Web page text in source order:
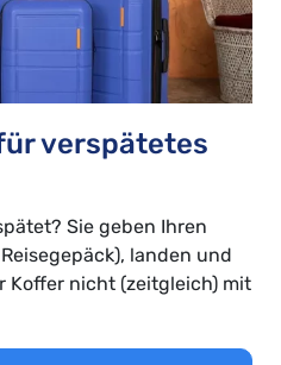
verspätetes
Sie geben Ihren
landen und
Koffer nicht (zeitgleich) mit